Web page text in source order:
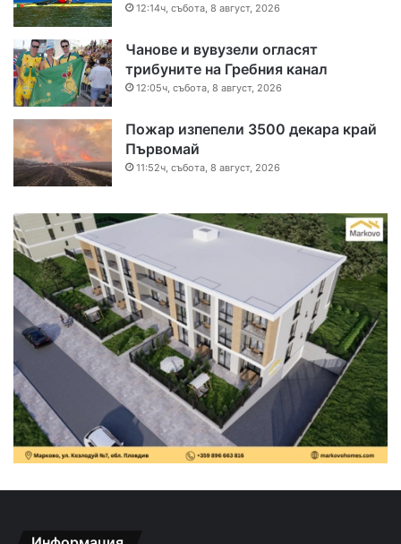
12:14ч, събота, 8 август, 2026
Чанове и вувузели огласят
трибуните на Гребния канал
12:05ч, събота, 8 август, 2026
Пожар изпепели 3500 декара край
Първомай
11:52ч, събота, 8 август, 2026